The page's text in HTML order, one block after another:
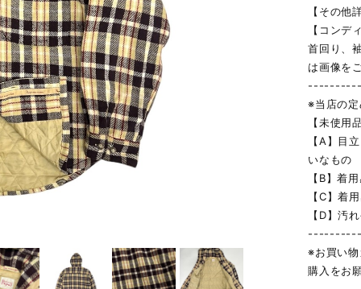
【その他
【コンデ
首回り、
は画像を
※当店の
【未使用
【A】目
いなもの
【B】着
【C】着
【D】汚
※お買い
購入をお